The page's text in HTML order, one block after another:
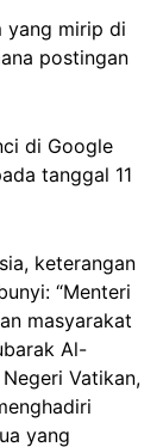
yang mirip di
postingan
di Google
tanggal 11
keterangan
“Menteri
masyarakat
Al-
Vatikan,
yang